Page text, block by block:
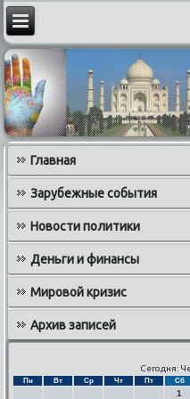
Главная
Зарубежные события
Новости политики
Деньги и финансы
Мировой кризис
Архив записей
Сегодня:
Пн Вт Ср Чт Пт Сб
1